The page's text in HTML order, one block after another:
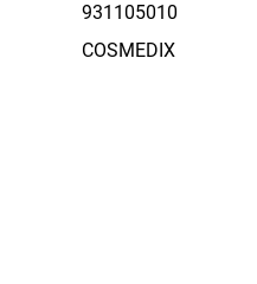
931105010
COSMEDIX